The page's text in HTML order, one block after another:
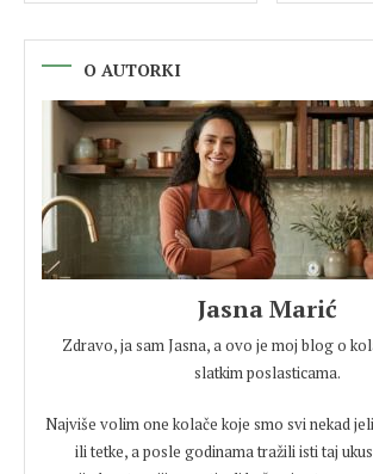
članka
O AUTORKI
Jasna Marić
Zdravo, ja sam Jasna, a ovo je moj blog o
slatkim poslasticama.
Najviše volim one kolače koje smo svi nekad
ili tetke, a posle godinama tražili isti taj